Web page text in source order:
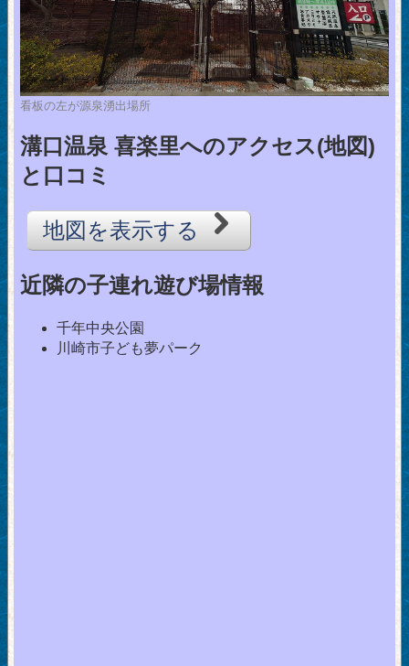
看板の左が源泉湧出場所
溝口温泉 喜楽里へのアクセス(地図)
と口コミ
地図を表示する
近隣の子連れ遊び場情報
千年中央公園
川崎市子ども夢パーク